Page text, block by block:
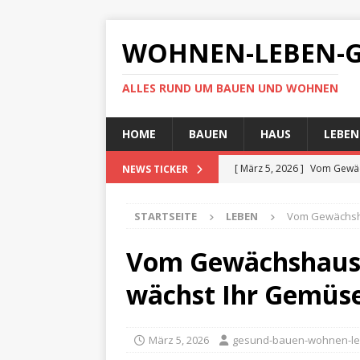
WOHNEN-LEBEN-
ALLES RUND UM BAUEN UND WOHNEN
HOME BAUEN HAUS LEBEN
NEWS TICKER [ März 5, 2026 ] Vom
[ Februar 24, 2026 ]
[ Februar 8, 2026 ]
[ Februar 1, 2026 ] Heizen
STARTSEITE LEBEN Vom
Vom
wächst Ihr
März 5, 2026 gesund-bauen-wohnen-